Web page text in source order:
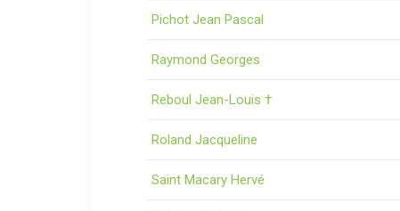
Pichot Jean Pascal
Raymond Georges
Reboul Jean-Louis †
Roland Jacqueline
Saint Macary Hervé